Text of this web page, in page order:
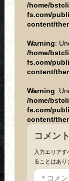
/home/
fs.com/
content/
Warning:
/home/
fs.com/
content/
Warning:
/home/
fs.com/
content/
コメント
入力エリア
ることはあり